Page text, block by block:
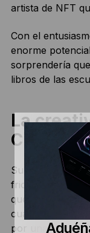
artista de NFT
Con el
enorme
sorprendería
libros de las
La
Christie’s
Su obra The
friolera de
que colapsó el
cuando se
por una nueva